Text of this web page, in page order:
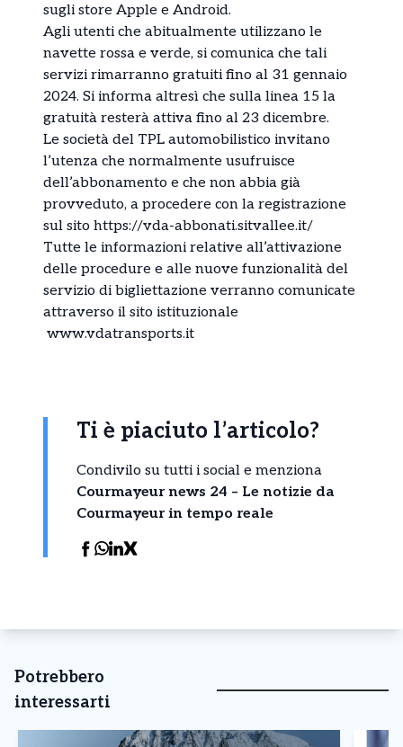
sugli store Apple e Android.
Agli utenti che abitualmente utilizzano le
navette rossa e verde, si comunica che tali
servizi rimarranno gratuiti fino al 31 gennaio
2024. Si informa altresì che sulla linea 15 la
gratuità resterà attiva fino al 23 dicembre.
Le società del TPL automobilistico invitano
l’utenza che normalmente usufruisce
dell’abbonamento e che non abbia già
provveduto, a procedere con la registrazione
sul sito https://vda-abbonati.sitvallee.it/
Tutte le informazioni relative all’attivazione
delle procedure e alle nuove funzionalità del
servizio di bigliettazione verranno comunicate
attraverso il sito istituzionale
www.vdatransports.it
Ti è piaciuto l’articolo?
Condivilo su tutti i social e menziona
Courmayeur news 24 – Le notizie da
Courmayeur in tempo reale
Potrebbero
interessarti